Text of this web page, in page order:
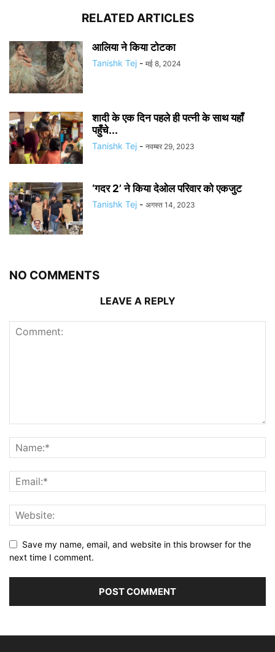
RELATED ARTICLES
आलिया ने किया टोटका
Tanishk Tej - मई 8, 2024
शादी के एक दिन पहले ही पत्नी के साथ यहाँ
पहुँचे...
Tanishk Tej - नवम्बर 29, 2023
‘गदर 2’ ने किया देओल परिवार को एकजुट
Tanishk Tej - अगस्त 14, 2023
NO COMMENTS
LEAVE A REPLY
Save my name, email, and website in this browser for the
next time I comment.